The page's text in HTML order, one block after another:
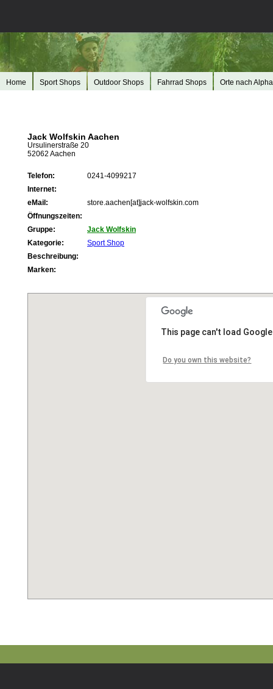
Home Sport Shops Outdoor Shops Fahrrad Shops Orte nach
Jack Wolfskin Aachen
Ursulinerstraße 20
52062 Aachen
Telefon:
0241-4099217
Internet:
eMail:
store.aachen[at]jack-wolfskin.com
Öffnungszeiten:
Gruppe:
Jack Wolfskin
Kategorie:
Sport Shop
Beschreibung:
Marken:
This page can't load
Do you own this website?